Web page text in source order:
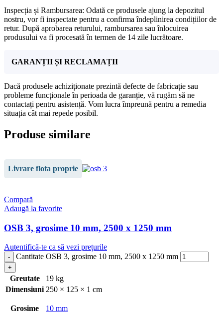
Inspecția și Rambursarea: Odată ce produsele ajung la depozitul
nostru, vor fi inspectate pentru a confirma îndeplinirea condițiilor de
retur. După aprobarea returului, rambursarea sau înlocuirea
produsului va fi procesată în termen de 14 zile lucrătoare.
GARANȚII ȘI RECLAMAȚII
Dacă produsele achiziționate prezintă defecte de fabricație sau
probleme funcționale în perioada de garanție, vă rugăm să ne
contactați pentru asistență. Vom lucra împreună pentru a remedia
situația cât mai repede posibil.
Produse similare
Livrare flota proprie
Compară
Adaugă la favorite
OSB 3, grosime 10 mm, 2500 x 1250 mm
Autentifică-te ca să vezi prețurile
Cantitate OSB 3, grosime 10 mm, 2500 x 1250 mm
Greutate
19 kg
Dimensiuni 250 × 125 × 1 cm
Grosime 10 mm